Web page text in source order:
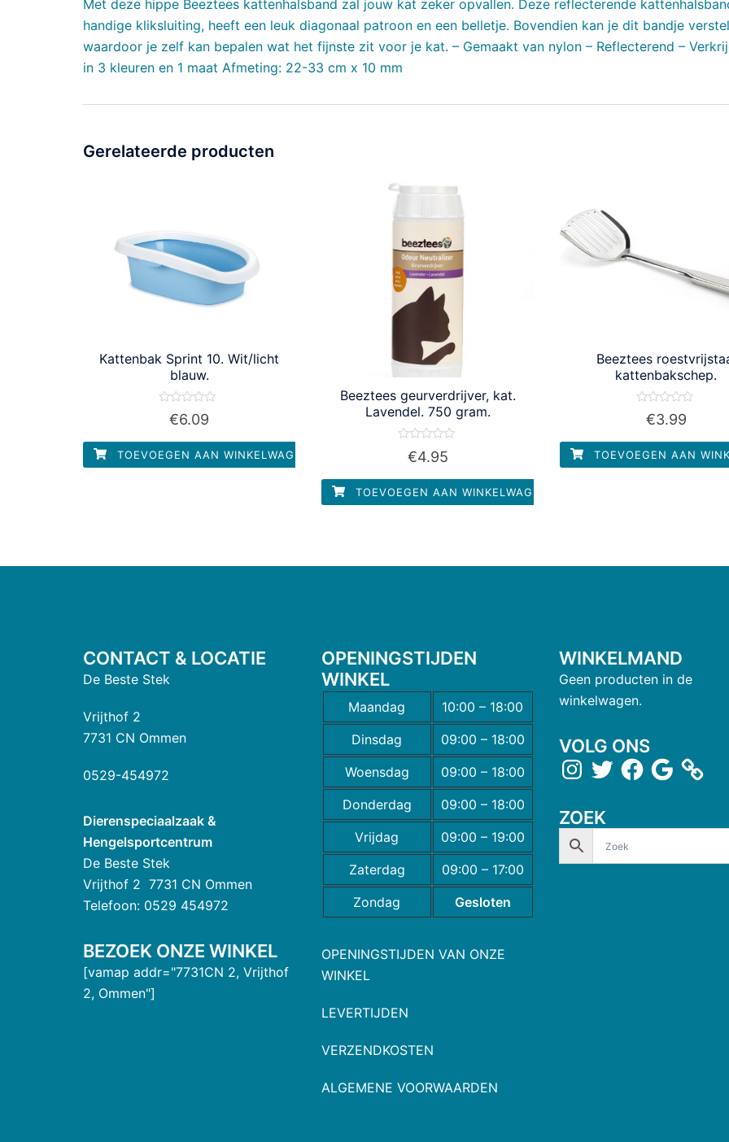
Met deze hippe Beeztees kattenhalsband zal jouw kat zeker opvallen. Deze reflecterende
handige kliksluiting, heeft een leuk diagonaal patroon en een belletje. Bovendien kan je dit bandje
waardoor je zelf kan bepalen wat het fijnste zit voor je kat. – Gemaakt van nylon – Reflecterend –
in 3 kleuren en 1 maat Afmeting: 22-33 cm x 10 mm
Gerelateerde producten
Kattenbak Sprint 10. Wit/licht
blauw.
Waardering
5
€6.09
TOEVOEGEN AAN WINKELWAGEN
Beeztees geurverdrijver, kat.
Lavendel. 750 gram.
Waardering
5
€4.95
TOEVOEGEN AAN WINKELWAGEN
Beeztees
kattenbakschep.
Waardering
5
€3.99
TOEVOEGEN AAN
CONTACT & LOCATIE
De Beste Stek
Vrijthof 2
7731 CN Ommen
0529-454972
Dierenspeciaalzaak &
Hengelsportcentrum
De Beste Stek
Vrijthof 2 7731 CN Ommen
Telefoon: 0529 454972
BEZOEK ONZE WINKEL
[vamap addr="7731CN 2, Vrijthof
2, Ommen"]
OPENINGSTIJDEN
WINKEL
Maandag
10:00 – 18:00
Dinsdag
09:00 – 18:00
Woensdag
09:00 – 18:00
Donderdag
09:00 – 18:00
Vrijdag
09:00 – 19:00
Zaterdag
09:00 – 17:00
Zondag
Gesloten
OPENINGSTIJDEN VAN ONZE
WINKEL
LEVERTIJDEN
VERZENDKOSTEN
ALGEMENE VOORWAARDEN
WINKELMAND
Geen producten in de
winkelwagen.
VOLG ONS
ZOEK